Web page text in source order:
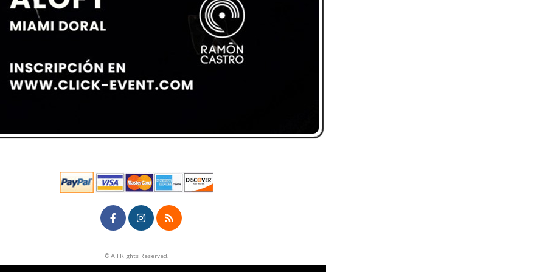
© All Rights Reserved.